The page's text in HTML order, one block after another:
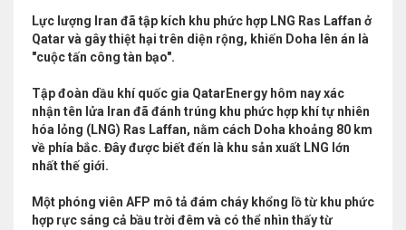
Lực lượng Iran đã tập kích khu phức hợp LNG Ras Laffan ở
Qatar và gây thiệt hại trên diện rộng, khiến Doha lên án là
"cuộc tấn công tàn bạo".
Tập đoàn dầu khí quốc gia QatarEnergy hôm nay xác
nhận tên lửa Iran đã đánh trúng khu phức hợp khí tự nhiên
hóa lỏng (LNG) Ras Laffan, nằm cách Doha khoảng 80 km
về phía bắc. Đây được biết đến là khu sản xuất LNG lớn
nhất thế giới.
Một phóng viên AFP mô tả đám cháy khổng lồ từ khu phức
hợp rực sáng cả bầu trời đêm và có thể nhìn thấy từ